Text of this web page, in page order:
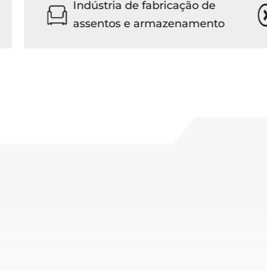
Indústria de fabricação de
assentos e armazenamento